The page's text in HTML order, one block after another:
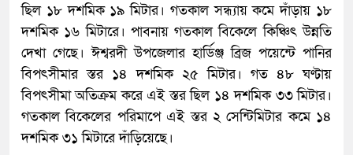
ছিল ১৮ দশমিক ১৯ মিটার। গতকাল সন্ধ্যায় কমে দাঁড়ায় ১৮
দশমিক ১৬ মিটারে। পাবনায় গতকাল বিকেলে কিঞ্চিৎ উন্নতি
দেখা গেছে। ঈশ্বরদী উপজেলার হার্ডিঞ্জ ব্রিজ পয়েন্টে পানির
বিপৎসীমার স্তর ১৪ দশমিক ২৫ মিটার। গত ৪৮ ঘণ্টায়
বিপৎসীমা অতিক্রম করে এই স্তর ছিল ১৪ দশমিক ৩৩ মিটার।
গতকাল বিকেলের পরিমাপে এই স্তর ২ সেন্টিমিটার কমে ১৪
দশমিক ৩১ মিটারে দাঁড়িয়েছে।